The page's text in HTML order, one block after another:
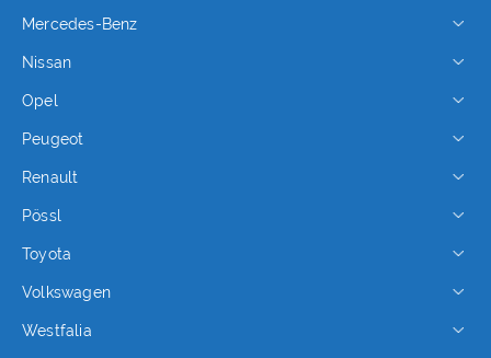
Mercedes-Benz
Nissan
Opel
Peugeot
Renault
Pössl
Toyota
Volkswagen
Westfalia